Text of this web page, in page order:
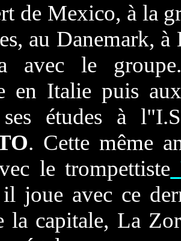
de Mexico, à la
au Danemark,
avec le
en Italie puis
ses études à
. Cette même
le trompettiste
joue avec ce
la capitale, La